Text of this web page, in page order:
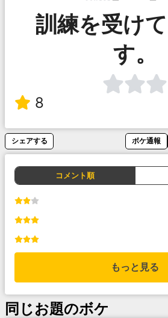
訓練を受け
す。
8
シェアする ボケ通報
コメント順
もっと見る
同じお題のボケ